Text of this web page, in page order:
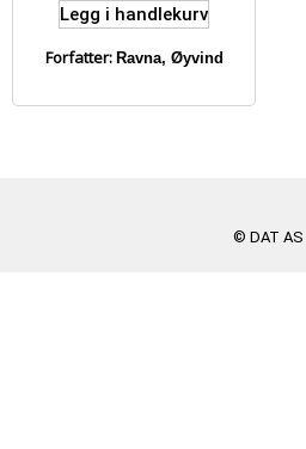
Legg i handlekurv
Forfatter: Ravna, Øyvind
© DAT AS